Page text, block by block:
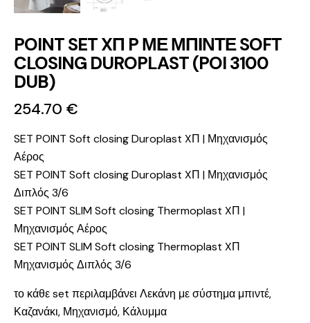
POINT SET XΠ P ΜΕ ΜΠΙΝΤΕ SOFT
CLOSING DUROPLAST (POI 3100
DUB)
254.70 €
SET POINT Soft closing Duroplast XΠ | Μηχανισμός
Αέρος
SET POINT Soft closing Duroplast XΠ | Μηχανισμός
Διπλός 3/6
SET POINT SLIM Soft closing Thermoplast XΠ |
Μηχανισμός Αέρος
SET POINT SLIM Soft closing Thermoplast XΠ
Μηχανισμός Διπλός 3/6
το κάθε set περιλαμβάνει Λεκάνη με σύστημα μπιντέ,
Καζανάκι, Μηχανισμό, Κάλυμμα